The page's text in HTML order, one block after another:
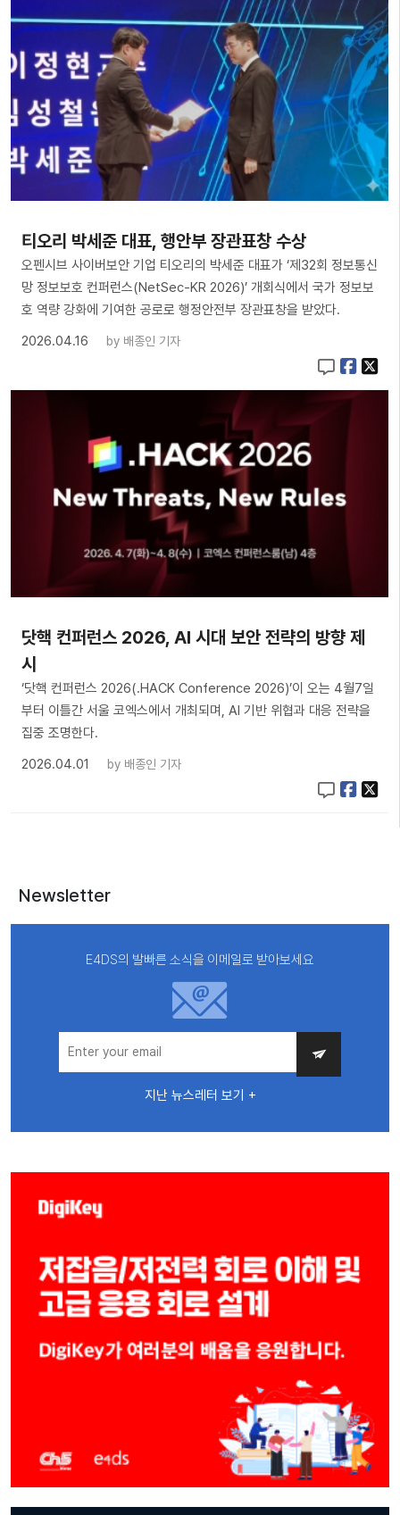
티오리 박세준 대표, 행안부 장관표창 수상
오펜시브 사이버보안 기업 티오리의 박세준 대표가 ‘제32회 정보통신
망 정보보호 컨퍼런스(NetSec-KR 2026)’ 개회식에서 국가 정보보
호 역량 강화에 기여한 공로로 행정안전부 장관표창을 받았다.
2026.04.16
by 배종인 기자
닷핵 컨퍼런스 2026, AI 시대 보안 전략의 방향 제
시
‘닷핵 컨퍼런스 2026(.HACK Conference 2026)’이 오는 4월7일
부터 이틀간 서울 코엑스에서 개최되며, AI 기반 위협과 대응 전략을
집중 조명한다.
2026.04.01
by 배종인 기자
Newsletter
E4DS의 발빠른 소식을 이메일로 받아보세요
지난 뉴스레터 보기 +